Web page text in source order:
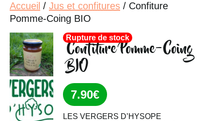
Accueil / Jus et confitures / Confiture
Pomme-Coing BIO
Confiture Pomme-Coing
BIO
7.90€
LES VERGERS D’HYSOPE
Rupture de stock